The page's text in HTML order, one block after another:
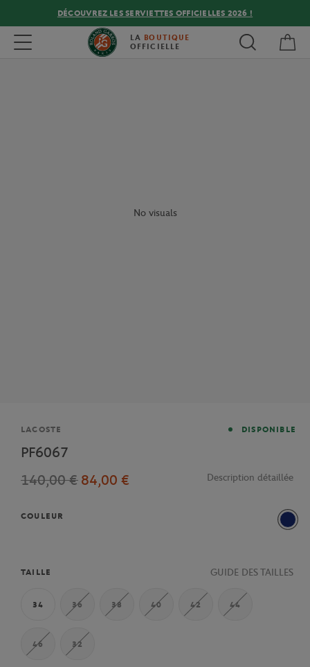
DÉCOUVREZ LES SERVIETTES OFFICIELLES 2026 !
Toggle navigation LA BOUTIQUE
OFFICIELLE
No visuals
Marque
LACOSTE DISPONIBLE
PF6067
140,00 € 84,00 € Description détaillée
COULEUR
TAILLE GUIDE DES TAILLES
34 36 38 40 42 44
46 32